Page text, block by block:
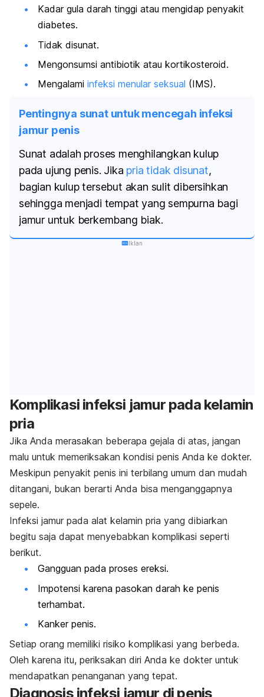
Kadar gula darah tinggi atau mengidap penyakit
diabetes.
Tidak disunat.
Mengonsumsi antibiotik atau kortikosteroid.
Mengalami infeksi menular seksual (IMS).
Pentingnya sunat untuk mencegah infeksi
jamur penis
Sunat adalah proses menghilangkan kulup
pada ujung penis. Jika pria tidak disunat,
bagian kulup tersebut akan sulit dibersihkan
sehingga menjadi tempat yang sempurna bagi
jamur untuk berkembang biak.
Iklan
Komplikasi infeksi jamur pada kelamin
pria
Jika Anda merasakan beberapa gejala di atas, jangan
malu untuk memeriksakan kondisi penis Anda ke dokter.
Meskipun penyakit penis ini terbilang umum dan mudah
ditangani, bukan berarti Anda bisa menganggapnya
sepele.
Infeksi jamur pada alat kelamin pria yang dibiarkan
begitu saja dapat menyebabkan komplikasi seperti
berikut.
Gangguan pada proses ereksi.
Impotensi karena pasokan darah ke penis
terhambat.
Kanker penis.
Setiap orang memiliki risiko komplikasi yang berbeda.
Oleh karena itu, periksakan diri Anda ke dokter untuk
mendapatkan penanganan yang tepat.
Diagnosis infeksi jamur di penis